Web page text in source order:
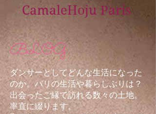
CamaleHoju Paris
BLOG
ダンサーとしてどんな生活になった
のか。パリの生活や暮らしぶりは？
出会ったご縁で訪れる数々の土地。
率直に綴ります。